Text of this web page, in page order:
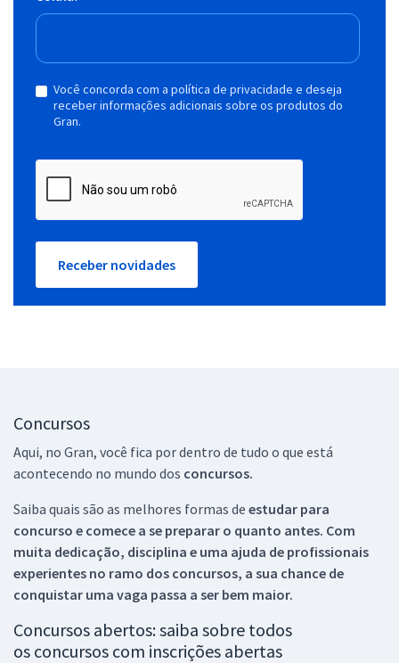
Você concorda com a política de privacidade e deseja
receber informações adicionais sobre os produtos do
Gran.
Receber novidades
Concursos
Aqui, no Gran, você fica por dentro de tudo o que está
acontecendo no mundo dos concursos.
Saiba quais são as melhores formas de estudar para
concurso e comece a se preparar o quanto antes. Com
muita dedicação, disciplina e uma ajuda de profissionais
experientes no ramo dos concursos, a sua chance de
conquistar uma vaga passa a ser bem maior.
Concursos abertos: saiba sobre todos
os concursos com inscrições abertas